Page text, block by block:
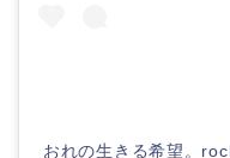
おれの生きる希望。